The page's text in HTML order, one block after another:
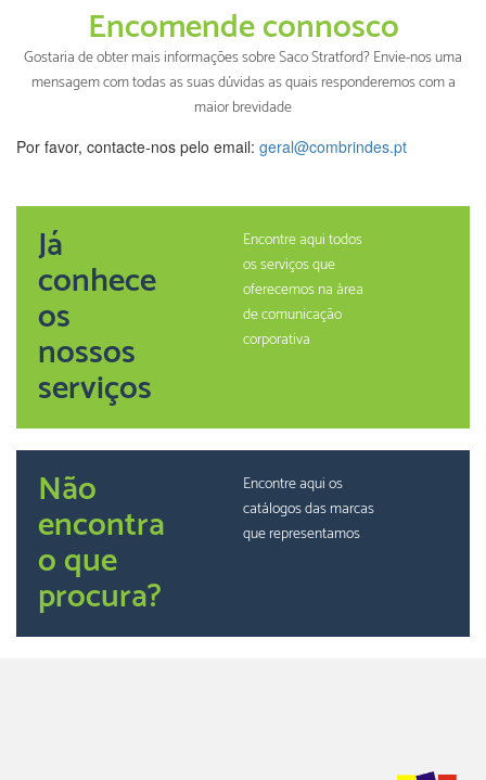
Encomende connosco
Gostaria de obter mais informações sobre Saco Stratford? Envie-nos uma
mensagem com todas as suas dúvidas as quais responderemos com a
maior brevidade
Por favor, contacte-nos pelo email: geral@combrindes.pt
Já
conhece
os
nossos
serviços
Encontre aqui todos
os serviços que
oferecemos na àrea
de comunicação
corporativa
Não
encontra
o que
procura?
Encontre aqui os
catálogos das marcas
que representamos